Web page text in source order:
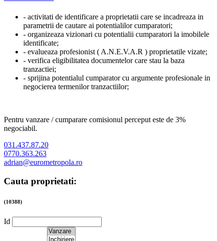
- activitati de identificare a proprietatii care se incadreaza in
parametrii de cautare ai potentialilor cumparatori;
- organizeaza vizionari cu potentialii cumparatori la imobilele
identificate;
- evalueaza profesionist ( A.N.E.V.A.R ) proprietatile vizate;
- verifica eligibilitatea documentelor care stau la baza
tranzactiei;
- sprijina potentialul cumparator cu argumente profesionale in
negocierea termenilor tranzactiilor;
Pentru vanzare / cumparare comisionul perceput este de 3%
negociabil.
031.437.87.20
0770.363.263
adrian@eurometropola.ro
Cauta proprietati:
(10388)
Id